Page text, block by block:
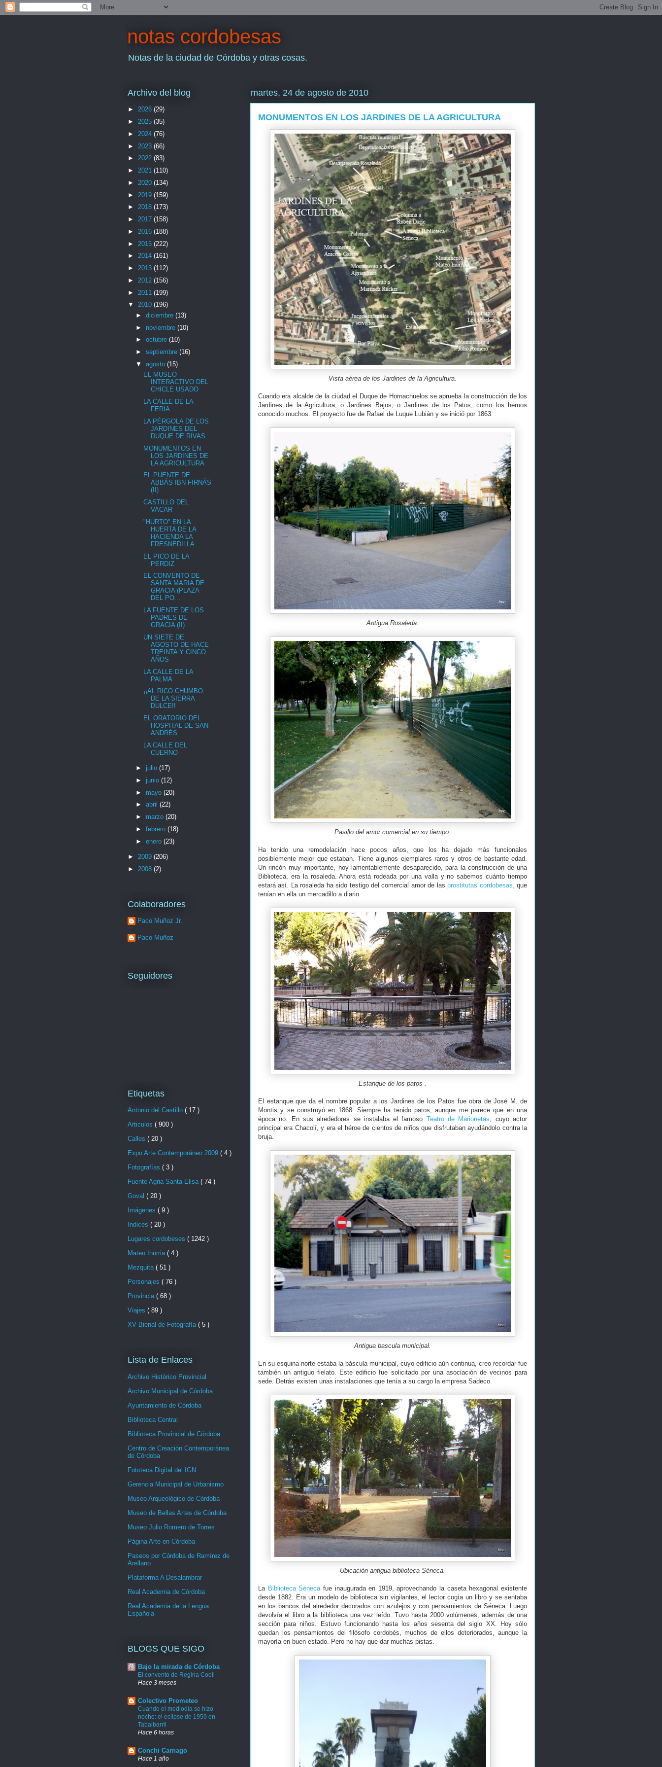
notas cordobesas
Notas de la ciudad de Córdoba y otras cosas.
martes, 24 de agosto de 2010
MONUMENTOS EN LOS JARDINES DE LA AGRICULTURA
Vista aérea de los Jardines de la Agricultura.
Cuando era alcalde de la ciudad el Duque de Hornachuelos se aprueba la construcción de los
Jardines de la Agricultura, o Jardines Bajos, o Jardines de los Patos, como los hemos
conocido muchos. El proyecto fue de Rafael de Luque Lubián y se inició por 1863.
Antigua Rosaleda.
Pasillo del amor comercial en su tiempo.
Ha tenido una remodelación hace pocos años, que los ha dejado más funcionales
posiblemente mejor que estaban. Tiene algunos ejemplares raros y otros de bastante edad.
Un rincón muy importante, hoy lamentablemente desaparecido, para la construcción de una
Biblioteca, era la rosaleda. Ahora está rodeada por una valla y no sabemos cuánto tiempo
estará así. La rosaleda ha sido testigo del comercial amor de lasprostitutas cordobesas, que
tenían en ella un mercadillo a diario.
Estanque de los patos .
El estanque que da el nombre popular a los Jardines de los Patos fue obra de José M. de
Montis y se construyó en 1868. Siempre ha tenido patos, aunque me parece que en una
época no. En sus alrededores se instalaba el famoso Teatro de Marionetas, cuyo actor
principal era Chacolí, y era el héroe de cientos de niños que disfrutaban ayudándolo contra la
bruja.
Antigua bascula municipal.
En su esquina norte estaba la báscula municipal, cuyo edificio aún continua, creo recordar fue
también un antiguo fielato. Este edificio fue solicitado por una asociación de vecinos para
sede. Detrás existen unas instalaciones que tenía a su cargo la empresa Sadeco.
Ubicación antigua biblioteca Séneca.
LaBiblioteca Sénecafue inaugurada en 1919, aprovechando la caseta hexagonal existente
desde 1882. Era un modelo de biblioteca sin vigilantes, el lector cogía un libro y se sentaba
en los bancos del alrededor decorados con azulejos y con pensamientos de Séneca. Luego
devolvía el libro a la biblioteca una vez leído. Tuvo hasta 2000 volúmenes, además de una
sección para niños. Estuvo funcionando hasta los años sesenta del siglo XX. Hoy sólo
quedan los pensamientos del filósofo cordobés, muchos de ellos deteriorados, aunque la
mayoría en buen estado. Pero no hay que dar muchas pistas.
Archivo del blog
► 2026 (29)
► 2025 (35)
► 2024 (76)
► 2023 (66)
► 2022 (83)
► 2021 (110)
► 2020 (134)
► 2019 (159)
► 2018 (173)
► 2017 (158)
► 2016 (188)
► 2015 (222)
► 2014 (161)
► 2013 (112)
► 2012 (156)
► 2011 (199)
▼ 2010 (196)
► diciembre (13)
► noviembre (10)
► octubre (10)
► septiembre (16)
▼ agosto (15)
EL MUSEO
INTERACTIVO DEL
CHICLE USADO
LA CALLE DE LA
FERIA
LA PÉRGOLA DE LOS
JARDINES DEL
DUQUE DE RIVAS.
MONUMENTOS EN
LOS JARDINES DE
LA AGRICULTURA
EL PUENTE DE
ABBÁS IBN FIRNÁS
(II)
CASTILLO DEL
VACAR
"HURTO" EN LA
HUERTA DE LA
HACIENDA LA
FRESNEDILLA
EL PICO DE LA
PERDIZ
EL CONVENTO DE
SANTA MARIA DE
GRACIA (PLAZA
DEL PO...
LA FUENTE DE LOS
PADRES DE
GRACIA (II)
UN SIETE DE
AGOSTO DE HACE
TREINTA Y CINCO
AÑOS
LA CALLE DE LA
PALMA
¡¡AL RICO CHUMBO
DE LA SIERRA
DULCE!!
EL ORATORIO DEL
HOSPITAL DE SAN
ANDRÉS
LA CALLE DEL
CUERNO
► julio (17)
► junio (12)
► mayo (20)
► abril (22)
► marzo (20)
► febrero (18)
► enero (23)
► 2009 (206)
► 2008 (2)
Colaboradores
Paco Muñoz Jr.
Paco Muñoz
Seguidores
Etiquetas
Antonio del Castillo ( 17 )
Articulos ( 900 )
Calles ( 20 )
Expo Arte Contemporáneo 2009 ( 4 )
Fotografías ( 3 )
Fuente Agria Santa Elisa ( 74 )
Goval ( 20 )
Imágenes ( 9 )
Indices ( 20 )
Lugares cordobeses ( 1242 )
Mateo Inurria ( 4 )
Mezquita ( 51 )
Personajes ( 76 )
Provincia ( 68 )
Viajes ( 89 )
XV Bienal de Fotografía ( 5 )
Lista de Enlaces
Archivo Histórico Provincial
Archivo Municipal de Córdoba
Ayuntamiento de Córdoba
Biblioteca Central
Biblioteca Provincial de Córdoba
Centro de Creación Contemporánea
de Córdoba
Fototeca Digital del IGN
Gerencia Municipal de Urbanismo
Museo Arqueológico de Córdoba
Museo de Bellas Artes de Córdoba
Museo Julio Romero de Torres
Página Arte en Córdoba
Paseos por Córdoba de Ramírez de
Arellano
Plataforma A Desalambrar
Real Academia de Córdoba
Real Academia de la Lengua
Española
BLOGS QUE SIGO
Bajo la mirada de Córdoba
El convento de Regina Coeli
Hace 3 meses
Colectivo Prometeo
Cuando el mediodía se hizo
noche: el eclipse de 1959 en
Tabaibarril
Hace 6 horas
Conchi Carnago
Hace 1 año